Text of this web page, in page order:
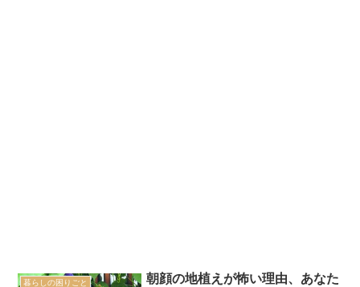
暮らしの困りごと
朝顔の地植えが怖い理由、あなた